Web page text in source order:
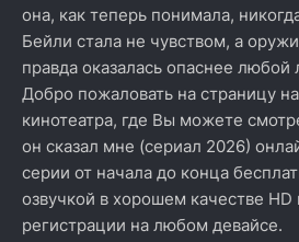
она, как теперь понимала,
Бейли стала не чувством, а
правда оказалась опаснее любой
Добро пожаловать на страницу
кинотеатра, где Вы можете
он сказал мне (сериал 2026)
серии от начала до конца
озвучкой в хорошем качестве HD
регистрации на любом девайсе.